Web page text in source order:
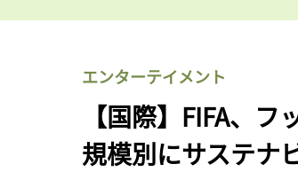
エンターテイメント
【国際】FIFA、
規模別にサステナ